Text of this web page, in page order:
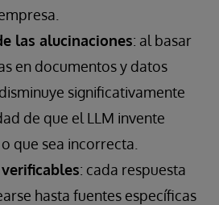
las alucinaciones: al basar
en documentos y datos
significativamente
de que el LLM invente
que sea incorrecta.
: cada respuesta
hasta fuentes específicas